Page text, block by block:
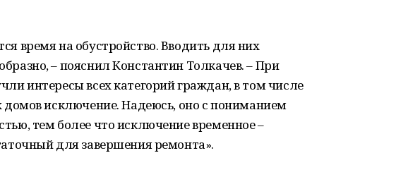
время на обустройство. Вводить для них
– пояснил Константин Толкачев. – При
интересы всех категорий граждан, в том числе
домов исключение. Надеюсь, оно с пониманием
тем более что исключение временное –
для завершения ремонта».